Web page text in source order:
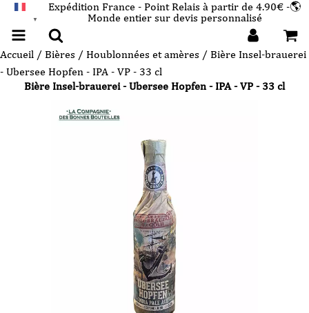
▼
Expédition France - Point Relais à partir de 4.90€ -🌎
Monde entier sur devis personnalisé
Accueil / Bières / Houblonnées et amères / Bière Insel-brauerei
- Ubersee Hopfen - IPA - VP - 33 cl
Bière Insel-brauerei - Ubersee Hopfen - IPA - VP - 33 cl